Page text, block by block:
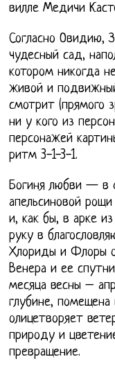
вилле Медичи
Согласно Овидию,
чудесный сад,
котором никогда
живой и
смотрит (прямого
ни у кого из
персонажей
ритм 3-1-3-1.
Богиня любви — в
апельсиновой
и, как бы, в арке
руку в
Хлориды и Флоры
Венера и ее
месяца весны –
глубине,
олицетворяет
природу и
превращение.